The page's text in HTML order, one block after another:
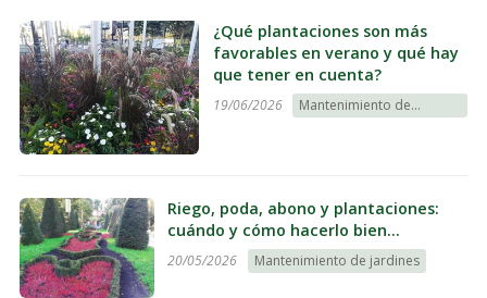
¿Qué plantaciones son más
favorables en verano y qué hay
que tener en cuenta?
19/06/2026
Mantenimiento de
Riego, poda, abono y plantaciones:
cuándo y cómo hacerlo bien
pensando en el verano
20/05/2026 Mantenimiento de jardines